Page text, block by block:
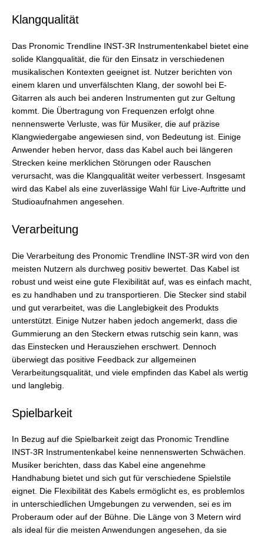
Klangqualität
Das Pronomic Trendline INST-3R Instrumentenkabel bietet eine
solide Klangqualität, die für den Einsatz in verschiedenen
musikalischen Kontexten geeignet ist. Nutzer berichten von
einem klaren und unverfälschten Klang, der sowohl bei E-
Gitarren als auch bei anderen Instrumenten gut zur Geltung
kommt. Die Übertragung von Frequenzen erfolgt ohne
nennenswerte Verluste, was für Musiker, die auf präzise
Klangwiedergabe angewiesen sind, von Bedeutung ist. Einige
Anwender heben hervor, dass das Kabel auch bei längeren
Strecken keine merklichen Störungen oder Rauschen
verursacht, was die Klangqualität weiter verbessert. Insgesamt
wird das Kabel als eine zuverlässige Wahl für Live-Auftritte und
Studioaufnahmen angesehen.
Verarbeitung
Die Verarbeitung des Pronomic Trendline INST-3R wird von den
meisten Nutzern als durchweg positiv bewertet. Das Kabel ist
robust und weist eine gute Flexibilität auf, was es einfach macht,
es zu handhaben und zu transportieren. Die Stecker sind stabil
und gut verarbeitet, was die Langlebigkeit des Produkts
unterstützt. Einige Nutzer haben jedoch angemerkt, dass die
Gummierung an den Steckern etwas rutschig sein kann, was
das Einstecken und Herausziehen erschwert. Dennoch
überwiegt das positive Feedback zur allgemeinen
Verarbeitungsqualität, und viele empfinden das Kabel als wertig
und langlebig.
Spielbarkeit
In Bezug auf die Spielbarkeit zeigt das Pronomic Trendline
INST-3R Instrumentenkabel keine nennenswerten Schwächen.
Musiker berichten, dass das Kabel eine angenehme
Handhabung bietet und sich gut für verschiedene Spielstile
eignet. Die Flexibilität des Kabels ermöglicht es, es problemlos
in unterschiedlichen Umgebungen zu verwenden, sei es im
Proberaum oder auf der Bühne. Die Länge von 3 Metern wird
als ideal für die meisten Anwendungen angesehen, da sie